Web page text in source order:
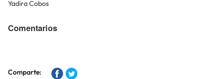
Yadira Cobos
Comentarios
Comparte: